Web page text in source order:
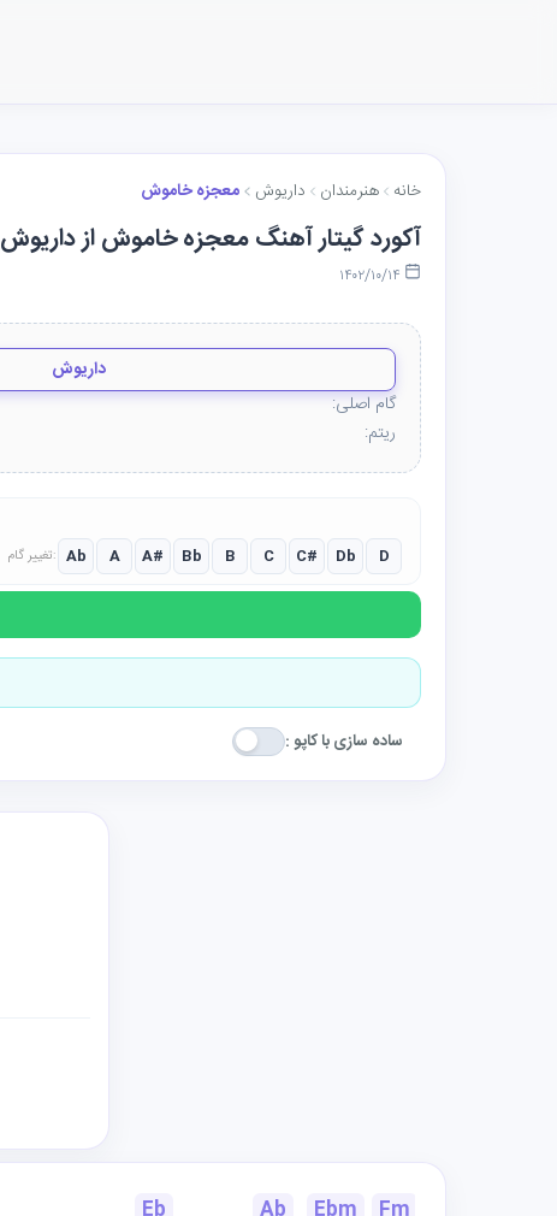
خانه هنرمندان داریوش معجزه خاموش
آکورد گیتار آهنگ معجزه خاموش از داریوش
داریوش
گام اصلی:
ریتم:
تغییر گام: Ab A A# Bb B C C# Db D
ساده سازی با کاپو :